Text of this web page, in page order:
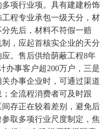
项行业项。具有建建粉饰
程专业承包一级天分，材
先后，材料不符假一赔
，应起首核实企业的天分
。售后供给荫蔽工程8年
办事客户超200万户，三是
办事企业时，可通过渠道
全流程消费者可及时跟
存正在较着差别，避免后
取多项行业尺度制定，焦